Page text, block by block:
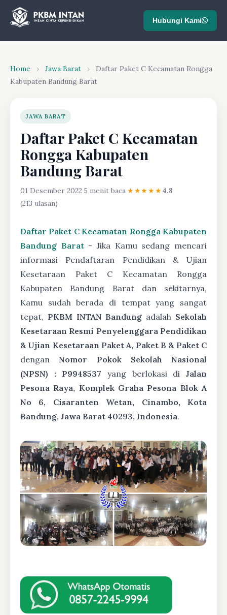
Hubungi Kami
Home › Jawa Barat ›
Daftar Paket C Kecamatan Rongga
Kabupaten Bandung Barat
JAWA BARAT
Daftar Paket C Kecamatan
Rongga Kabupaten
Bandung Barat
01 Desember 2022·5 menit baca·★★★★★4.8
(213 ulasan)
Daftar Paket C Kecamatan Rongga Kabupaten
Bandung Barat- Jika Kamu sedang mencari
informasi Pendaftaran Pendidikan & Ujian
Kesetaraan Paket C Kecamatan Rongga
Kabupaten Bandung Barat dan sekitarnya,
Kamu sudah berada di tempat yang sangat
tepat, PKBM INTAN Bandung adalah Sekolah
Kesetaraan Resmi Penyelenggara Pendidikan
& Ujian Kesetaraan Paket A, Paket B & Paket C
denganNomor Pokok Sekolah Nasional
(NPSN) : P9948537 yang berlokasi diJalan
Pesona Raya, Komplek Graha Pesona Blok A
No 6, Cisaranten Wetan, Cinambo, Kota
Bandung, Jawa Barat 40293, Indonesia.